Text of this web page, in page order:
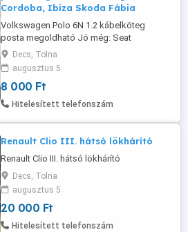
Cordoba, Ibiza Skoda Fábia
Volkswagen Polo 6N 1.2 kábelköteg
posta megoldható Jó még: Seat
Cordoba, Ibiza Skoda Fábia
Decs, Tolna
augusztus 5
8 000 Ft
Hitelesített telefonszám
Renault Clio III. hátsó lökhárító
Renault Clio III. hátsó lökhárító
Decs, Tolna
augusztus 5
20 000 Ft
Hitelesített telefonszám